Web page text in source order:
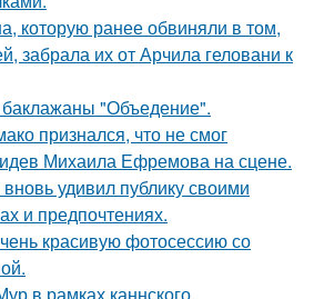
которую ранее обвиняли в том,
забрала их от Арчила геловани к
"Объедение".
признался, что не смог
Михаила Ефремова на сцене.
удивил публику своими
и предпочтениях.
красивую фотосессию со
в рамках каннского